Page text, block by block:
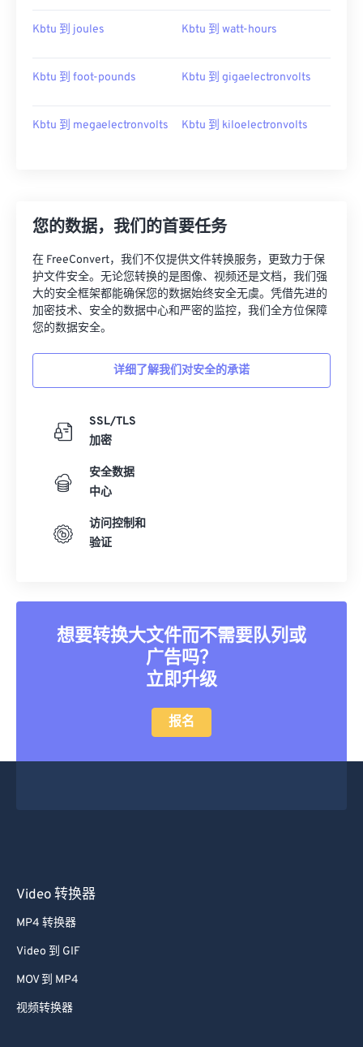
Kbtu 到 joules Kbtu 到 watt-hours
Kbtu 到 foot-pounds Kbtu 到 gigaelectronvolts
Kbtu 到 megaelectronvolts Kbtu 到 kiloelectronvolts
您的数据，我们的首要任务
在 FreeConvert，我们不仅提供文件转换服务，更致力于保
护文件安全。无论您转换的是图像、视频还是文档，我们强
大的安全框架都能确保您的数据始终安全无虞。凭借先进的
加密技术、安全的数据中心和严密的监控，我们全方位保障
您的数据安全。
详细了解我们对安全的承诺
SSL/TLS
加密
安全数据
中心
访问控制和
验证
想要转换大文件而不需要队列或
广告吗？
立即升级
报名
Video 转换器
MP4 转换器
Video 到 GIF
MOV 到 MP4
视频转换器